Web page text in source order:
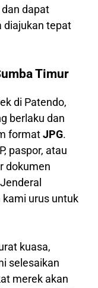
dan dapat
diajukan tepat
Timur
di Patendo,
berlaku dan
formatJPG.
paspor, atau
dokumen
kami urus untuk
kuasa,
selesaikan
merek akan